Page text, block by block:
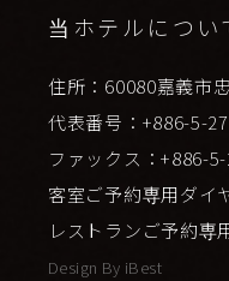
当ホテルについ
住所：60080嘉義市
代表番号：+886-5-
ファックス：+886-
客室ご予約専用ダイ
レストランご予約専
Design By iBest